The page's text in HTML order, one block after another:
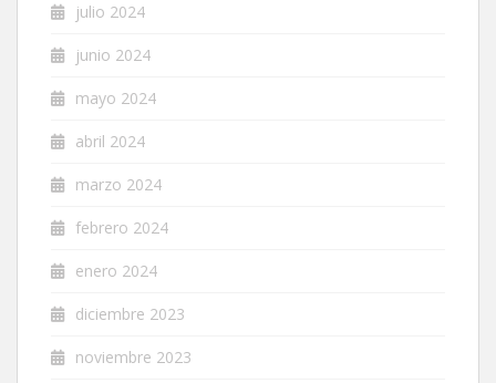
julio 2024
junio 2024
mayo 2024
abril 2024
marzo 2024
febrero 2024
enero 2024
diciembre 2023
noviembre 2023